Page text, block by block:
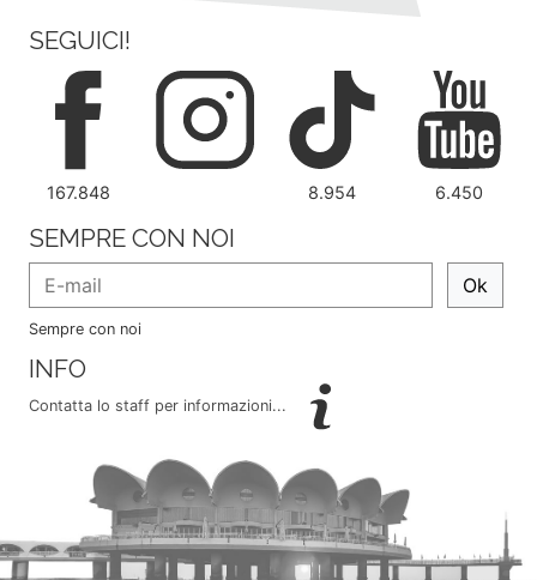
SEGUICI!
167.848 8.954 6.450
SEMPRE CON NOI
Ok
Sempre con noi
INFO
Contatta lo staff per informazioni...